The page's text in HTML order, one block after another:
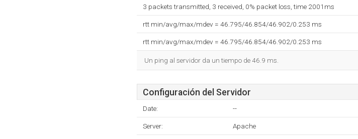
3 packets transmitted, 3 received, 0% packet loss, time 2001ms
rtt min/avg/max/mdev = 46.795/46.854/46.902/0.253 ms
rtt min/avg/max/mdev = 46.795/46.854/46.902/0.253 ms
Un ping al servidor da un tiempo de 46.9 ms.
Configuración del Servidor
Date: --
Server: Apache